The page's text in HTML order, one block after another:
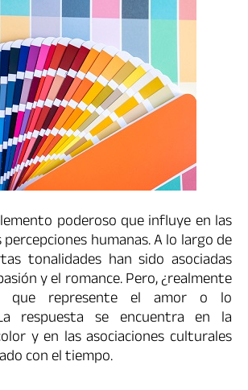
poderoso que influye en las
humanas. A lo largo de
tonalidades han sido asociadas
y el romance. Pero, ¿realmente
que represente el amor o lo
respuesta se encuentra en la
y en las asociaciones culturales
con el tiempo.